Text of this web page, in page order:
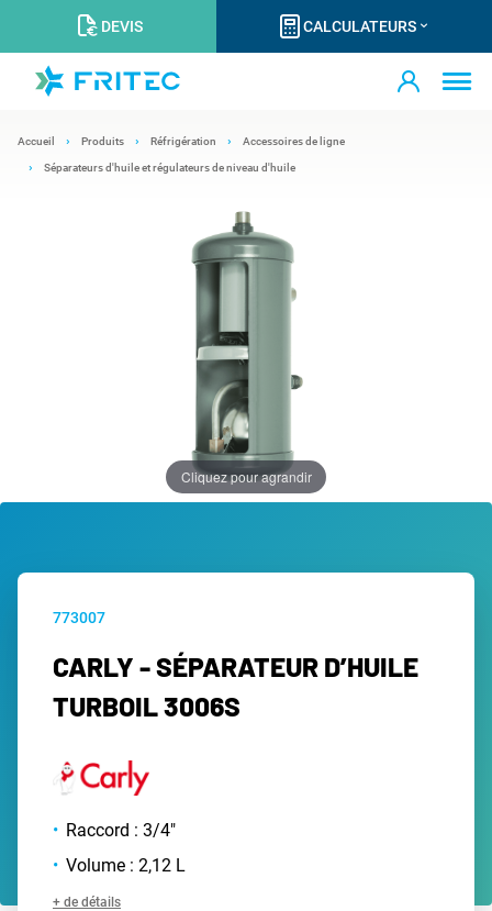
DEVIS CALCULATEURS
Accueil Produits Réfrigération Accessoires de ligne
Séparateurs d'huile et régulateurs de niveau d'huile
Cliquez pour agrandir
773007
CARLY - SÉPARATEUR D’HUILE
TURBOIL 3006S
Raccord : 3/4"
Volume : 2,12 L
+ de détails